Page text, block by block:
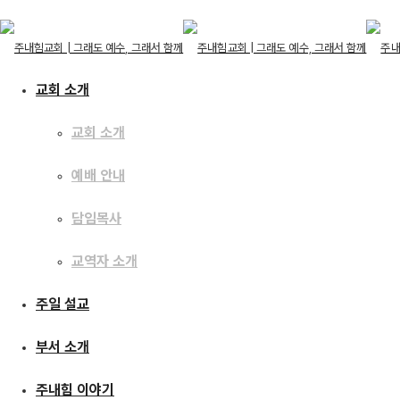
교회 소개
교회 소개
담임목사
주일 설교
주내힘 이야기
교회 소개
교회 소개
예배 안내
담임목사
교역자 소개
주일 설교
부서 소개
주내힘 이야기
주일 설교
사사기26 : 기드온의